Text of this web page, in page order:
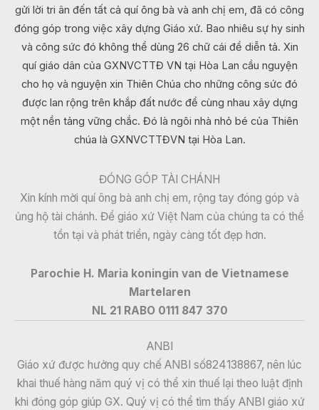
gửi lời tri ân đến tất cả quí ông bà và anh chị em, đã có công
đóng góp trong việc xây dựng Giáo xứ. Bao nhiêu sự hy sinh
và công sức đó không thể dùng 26 chữ cái để diễn tả. Xin
quí giáo dân của GXNVCTTĐ VN tại Hòa Lan cầu nguyện
cho họ và nguyện xin Thiên Chúa cho những công sức đó
được lan rộng trên khắp đất nước để cùng nhau xây dựng
một nền tảng vững chắc. Đó là ngôi nhà nhỏ bé của Thiên
chúa là GXNVCTTĐVN tại Hòa Lan.
ĐÓNG GÓP TÀI CHÁNH
Xin kính mời quí ông bà anh chị em, rộng tay đóng góp và
ủng hộ tài chánh. Để giáo xứ Việt Nam của chúng ta có thể
tồn tại và phát triển, ngày càng tốt đẹp hơn.
Parochie H. Maria koningin van de Vietnamese
Martelaren
NL 21 RABO 0111 847 370
ANBI
Giáo xứ được hưởng quy chế ANBI số824138867, nên lúc
khai thuế hàng năm quý vị có thể xin thuế lại theo luật định
khi đóng góp giúp GX. Quý vị có thể tìm thấy ANBI giáo xứ